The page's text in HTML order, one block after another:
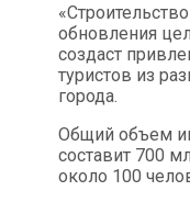
обновления
создаст
туристов из
города.
Общий объем
составит 700
около 100